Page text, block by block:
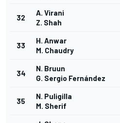
32
A. Virani
Z. Shah
33
H. Anwar
M. Chaudry
34
N. Bruun
G. Sergio Fernández
35
N. Puligilla
M. Sherif